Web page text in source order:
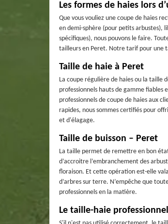
Les formes de haies lors
Que vous vouliez une coupe de haies
en demi-sphère (pour petits arbustes),
spécifiques), nous pouvons le faire.
tailleurs en Peret. Notre tarif pour une
Taille de haie à Peret
La coupe régulière de haies ou la taille
professionnels hauts de gamme fiables
professionnels de coupe de haies aux
rapides, nous sommes certifiés pour
et d'élagage.
Taille de buisson – Peret
La taille permet de remettre en bon
d’accroitre l’embranchement des
floraison. Et cette opération est-elle
d’arbres sur terre. N’empêche que
professionnels en la matière.
Le taille-haie